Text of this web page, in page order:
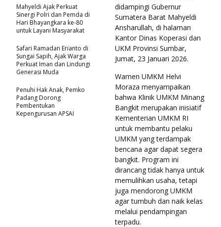
didampingi Gubernur
Sumatera Barat Mahyeldi
Ansharullah, di halaman
Kantor Dinas Koperasi dan
UKM Provinsi Sumbar,
Jumat, 23 Januari 2026.
Wamen UMKM Helvi
Moraza menyampaikan
bahwa Klinik UMKM Minang
Bangkit merupakan inisiatif
Kementerian UMKM RI
untuk membantu pelaku
UMKM yang terdampak
bencana agar dapat segera
bangkit. Program ini
dirancang tidak hanya untuk
memulihkan usaha, tetapi
juga mendorong UMKM
agar tumbuh dan naik kelas
melalui pendampingan
terpadu.
Mahyeldi Ajak Perkuat
Sinergi Polri dan Pemda di
Hari Bhayangkara ke-80
untuk Layani Masyarakat
Safari Ramadan Erianto di
Sungai Sapih, Ajak Warga
Perkuat Iman dan Lindungi
Generasi Muda
Penuhi Hak Anak, Pemko
Padang Dorong
Pembentukan
Kepengurusan APSAI